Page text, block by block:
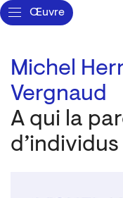
Œuvre
Michel
Vergnaud
A qui la
d’individus